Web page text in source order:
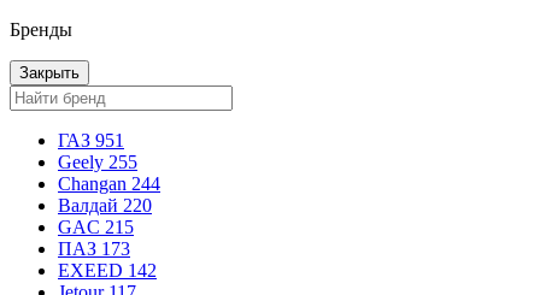
Бренды
Закрыть
ГАЗ 951
Geely 255
Changan 244
Валдай 220
GAC 215
ПАЗ 173
EXEED 142